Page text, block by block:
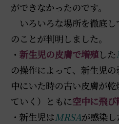
ができなかったのです。
いろいろな場所を徹底
のことが判明しました。
・ 新生児の皮膚で増殖した
の操作によって、新生児
中にいた時の古い皮膚が
ていく）ともに空中に飛び
・新生児はMRSAが感染し